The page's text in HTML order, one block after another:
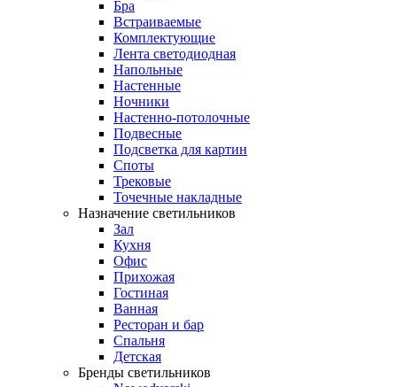
Бра
Встраиваемые
Комплектующие
Лента светодиодная
Напольные
Настенные
Ночники
Настенно-потолочные
Подвесные
Подсветка для картин
Споты
Трековые
Точечные накладные
Назначение светильников
Зал
Кухня
Офис
Прихожая
Гостиная
Ванная
Ресторан и бар
Спальня
Детская
Бренды светильников